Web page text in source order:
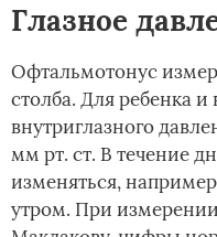
Глазное
Офтальмотонус
столба. Для ребенка
внутриглазного
мм рт. ст. В течение
изменяться,
утром. При